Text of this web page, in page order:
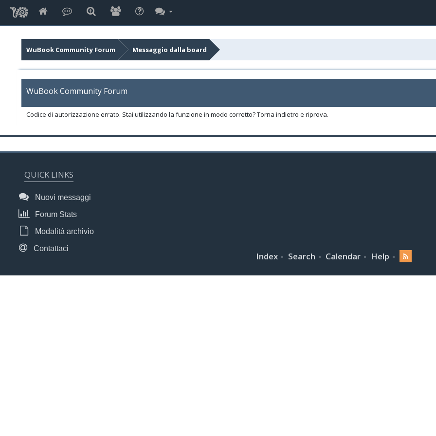
WuBook Community Forum Messaggio dalla board
WuBook Community Forum
Codice di autorizzazione errato. Stai utilizzando la funzione in modo corretto? Torna indietro e riprova.
QUICK LINKS
Nuovi messaggi
Forum Stats
Modalità archivio
Contattaci
Index Search Calendar Help